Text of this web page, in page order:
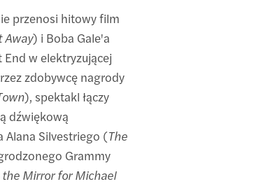
przenosi hitowy film
Away) i Boba Gale'a
End w elektryzującej
zdobywcę nagrody
), spektakl łączy
dźwiękową
Silvestriego (The
Grammy
Mirror for Michael